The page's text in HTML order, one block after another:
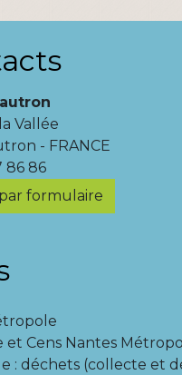
Vallée
- FRANCE
86 86
formulaire
et Cens Nantes
: déchets (collecte et